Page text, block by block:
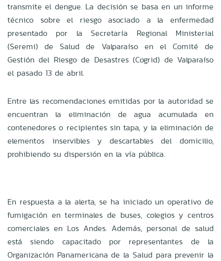
transmite el dengue. La decisión se basa en un informe
técnico sobre el riesgo asociado a la enfermedad
presentado por la Secretaría Regional Ministerial
(Seremi) de Salud de Valparaíso en el Comité de
Gestión del Riesgo de Desastres (Cogrid) de Valparaíso
el pasado 13 de abril.
Entre las recomendaciones emitidas por la autoridad se
encuentran la eliminación de agua acumulada en
contenedores o recipientes sin tapa, y la eliminación de
elementos inservibles y descartables del domicilio,
prohibiendo su dispersión en la vía pública.
En respuesta a la alerta, se ha iniciado un operativo de
fumigación en terminales de buses, colegios y centros
comerciales en Los Andes. Además, personal de salud
está siendo capacitado por representantes de la
Organización Panamericana de la Salud para prevenir la